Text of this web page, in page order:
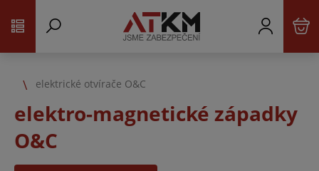
elektrické otvírače O&C
elektro-magnetické západky
O&C